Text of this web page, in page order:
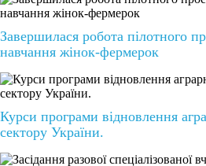
Завершилася робота пілотного
навчання жінок-фермерок
Курси програми відновлення
сектору України.